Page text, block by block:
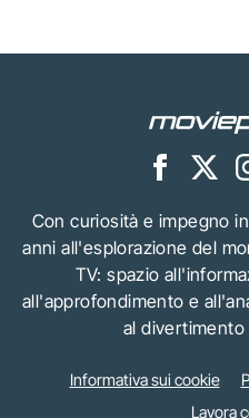
Con curiosità e impegno
anni all'esplorazione del
TV: spazio
all'approfondimento e
al divertimento
Informativa sui cookie
Lavora